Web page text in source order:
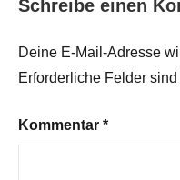
Schreibe einen
Deine E-Mail-Adresse
Erforderliche Felder
Kommentar *